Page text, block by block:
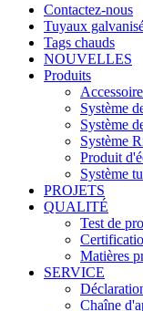
Contactez-nous
Tuyaux
Tags chauds
NOUVELLES
Produits
Système
Système
Système
Produit
Système
PROJETS
QUALITÉ
Test de
Matières
SERVICE
Chaîne